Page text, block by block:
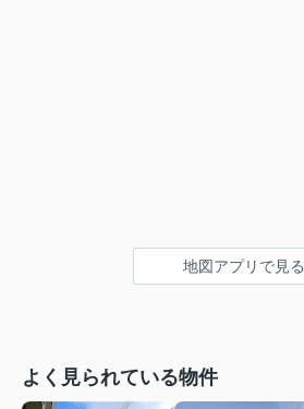
地図アプリで見る
よく見られている物件